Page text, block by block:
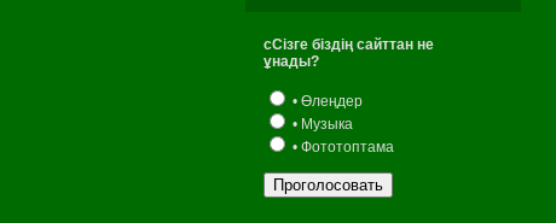
сСізге біздің сайттан не
ұнады?
• Өлеңдер
• Музыка
• Фототоптама